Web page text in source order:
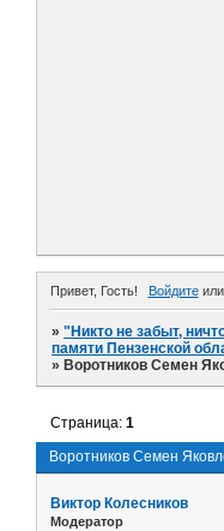
Привет, Гость! Войдитеили
»"Никто не забыт,
памяти Пензенской
» Воротников Семен
Воротников Семен
Страница:1
Виктор Колесников
Модератор